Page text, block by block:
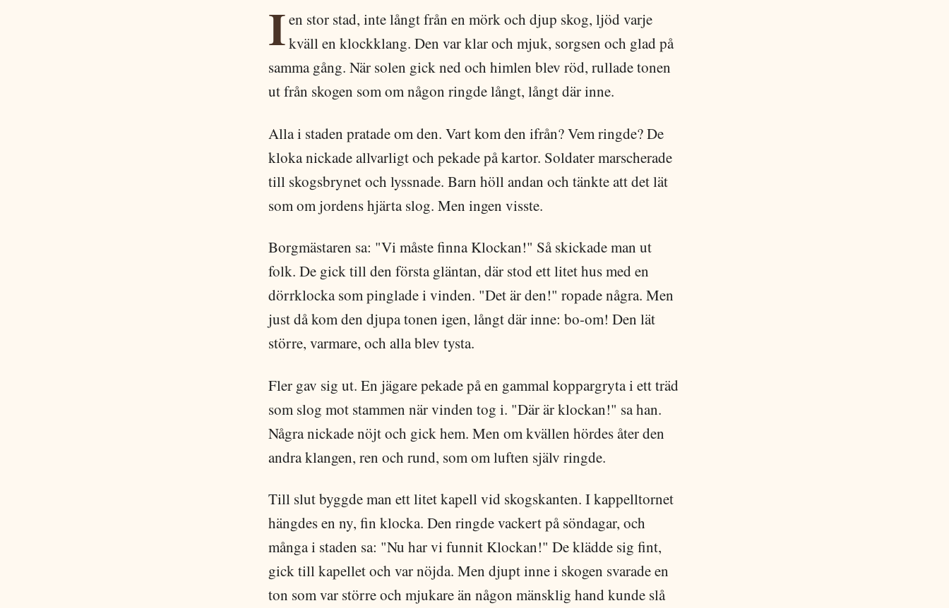
Ien stor stad, inte långt från en mörk och djup skog, ljöd varje
kväll en klockklang. Den var klar och mjuk, sorgsen och glad på
samma gång. När solen gick ned och himlen blev röd, rullade tonen
ut från skogen som om någon ringde långt, långt där inne.
Alla i staden pratade om den. Vart kom den ifrån? Vem ringde? De
kloka nickade allvarligt och pekade på kartor. Soldater marscherade
till skogsbrynet och lyssnade. Barn höll andan och tänkte att det lät
som om jordens hjärta slog. Men ingen visste.
Borgmästaren sa: "Vi måste finna Klockan!" Så skickade man ut
folk. De gick till den första gläntan, där stod ett litet hus med en
dörrklocka som pinglade i vinden. "Det är den!" ropade några. Men
just då kom den djupa tonen igen, långt där inne: bo-om! Den lät
större, varmare, och alla blev tysta.
Fler gav sig ut. En jägare pekade på en gammal koppargryta i ett träd
som slog mot stammen när vinden tog i. "Där är klockan!" sa han.
Några nickade nöjt och gick hem. Men om kvällen hördes åter den
andra klangen, ren och rund, som om luften själv ringde.
Till slut byggde man ett litet kapell vid skogskanten. I kappelltornet
hängdes en ny, fin klocka. Den ringde vackert på söndagar, och
många i staden sa: "Nu har vi funnit Klockan!" De klädde sig fint,
gick till kapellet och var nöjda. Men djupt inne i skogen svarade en
ton som var större och mjukare än någon mänsklig hand kunde slå